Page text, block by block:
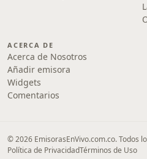
ACERCA DE
Acerca de Nosotros
Añadir emisora
Widgets
Comentarios
© 2026 EmisorasEnVivo.com.co. Todos
Política de PrivacidadTérminos de Uso